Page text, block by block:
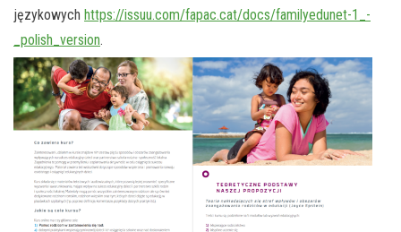
językowych https://issuu.com/fapac.cat/docs/familyedunet-1_ -
_polish_version.